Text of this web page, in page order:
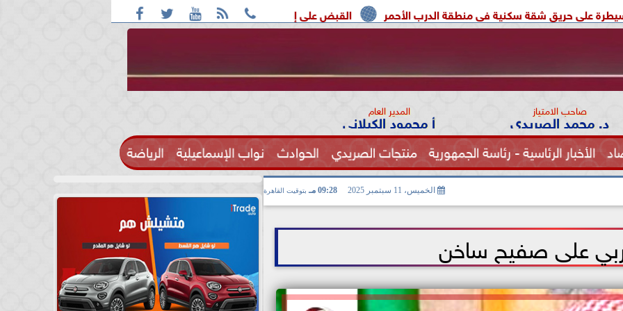
    
القبض على إبراهيم سعيد لاعب المنتخب السابق بالتجمع تنفيذا لأحكام قضائية فى منطقة الدرب الأحمر
صاحب الامتياز
د. محمد الصريدي المدير العام
أ محمود الكيلاني
الأخبار الرئاسية - رئاسة الجمهورية منتجات الصريدي الحوادث نواب الإسماعيلية الرياضة
الصحة الخميس، 11 سبتمبر 2025 09:28 مـ بتوقيت القاهرة
على صفيح ساخن